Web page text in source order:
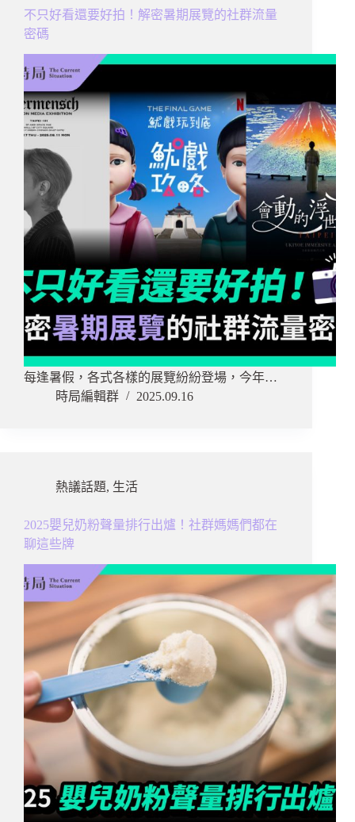
不只好看還要好拍！解密暑期展覽的社群流量
密碼
每逢暑假，各式各樣的展覽紛紛登場，今年…
時局編輯群
2025.09.16
熱議話題, 生活
2025嬰兒奶粉聲量排行出爐！社群媽媽們都在
聊這些牌